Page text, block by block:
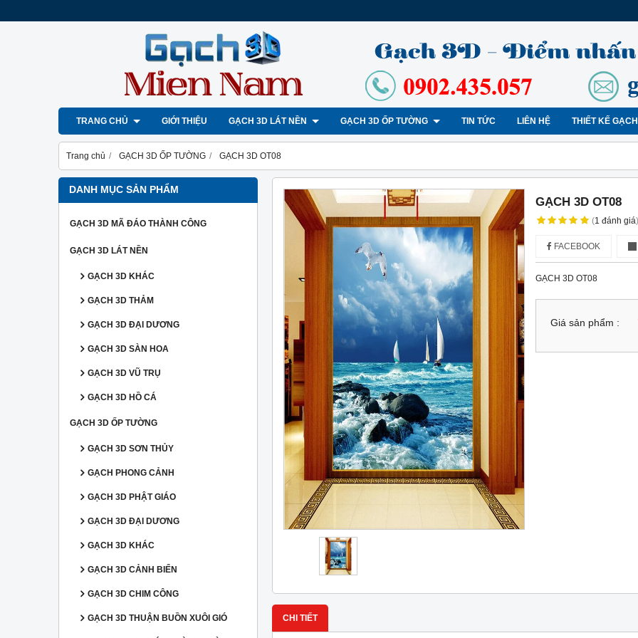
TRANG CHỦ GIỚI THIỆU GẠCH 3D LÁT NỀN GẠCH 3D ỐP TƯỜNG TIN TỨC LIÊN HỆ THIẾT KẾ
Trang chủ GẠCH 3D ỐP TƯỜNG GẠCH 3D OT08
DANH MỤC SẢN PHẨM
GẠCH 3D MÃ ĐÁO THÀNH CÔNG
GẠCH 3D LÁT NỀN
GẠCH 3D KHÁC
GẠCH 3D THẢM
GẠCH 3D ĐẠI DƯƠNG
GẠCH 3D SÀN HOA
GẠCH 3D VŨ TRỤ
GẠCH 3D HỒ CÁ
GẠCH 3D ỐP TƯỜNG
GẠCH 3D SƠN THỦY
GẠCH PHONG CẢNH
GẠCH 3D PHẬT GIÁO
GẠCH 3D ĐẠI DƯƠNG
GẠCH 3D KHÁC
GẠCH 3D CẢNH BIỂN
GẠCH 3D CHIM CÔNG
GẠCH 3D THUẬN BUỒN XUÔI GIÓ
GẠCH 3D OT08
(1đánh giá)
FACEBOOK
GẠCH 3D OT08
Giá sản phẩm :
CHI TIẾT